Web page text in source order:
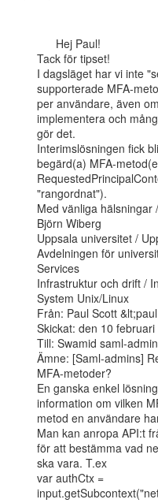
Tack för tipset!
I dagsläget har vi inte
supporterade MFA-
per användare, även
implementera och
gör det.
Interimslösningen fick
begärd(a) MFA-
"rangordnat").
Med vänliga hälsningar
Björn Wiberg
Uppsala universitet /
Avdelningen för
Services
Infrastruktur och drift /
System Unix/Linux
Från: Paul Scott
Skickat: den 10
Till: Swamid saml-
Ämne: [Saml-admins]
MFA-metoder?
En ganska enkel
information om vilken
metod en användare
Man kan anropa API:t
för att bestämma vad
ska vara. T.ex
var authCtx =